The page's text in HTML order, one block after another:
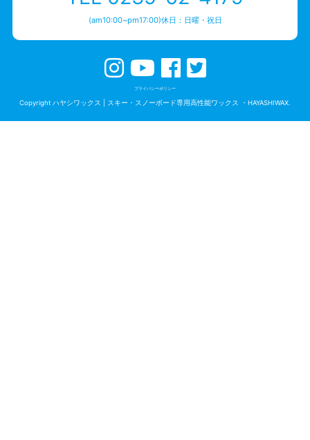
(am10:00~pm17:00)休日：日曜・祝日
プライバシーポリシー
Copyright ハヤシワックス | スキー・スノーボード専用高性能ワックス ・HAYASHIWAX.